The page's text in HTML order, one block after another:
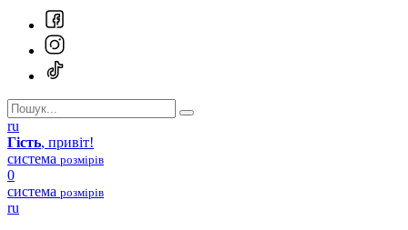
ru
Гість, привіт!
система розмірів
0
система розмірів
ru